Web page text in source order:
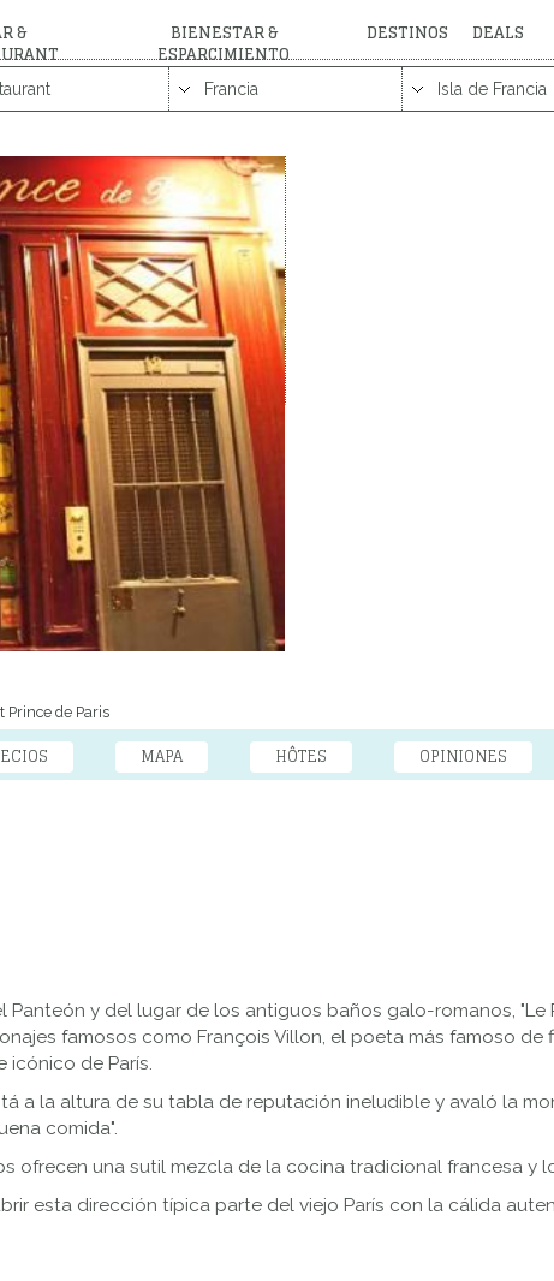
& BIENESTAR &
ESPARCIMIENTO
DESTINOS DEALS
Prince de Paris
MAPA HÔTES OPINIONES
Panteón y del lugar de los antiguos baños galo-romanos,
famosos como François Villon, el poeta más famoso de
icónico de París.
a la altura de su tabla de reputación ineludible y avaló la
comida".
ofrecen una sutil mezcla de la cocina tradicional francesa y
esta dirección típica parte del viejo París con la cálida